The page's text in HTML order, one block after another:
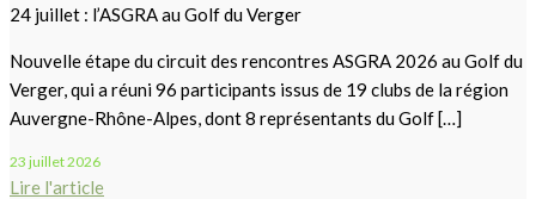
24 juillet : l’ASGRA au Golf du Verger
Nouvelle étape du circuit des rencontres ASGRA 2026 au Golf du
Verger, qui a réuni 96 participants issus de 19 clubs de la région
Auvergne-Rhône-Alpes, dont 8 représentants du Golf […]
23 juillet 2026
Lire l'article